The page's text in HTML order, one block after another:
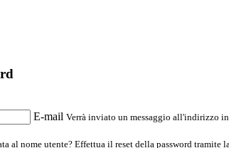
E-mail Verrà inviato un messaggio all'indirizzo
al nome utente? Effettua il reset della password tramite